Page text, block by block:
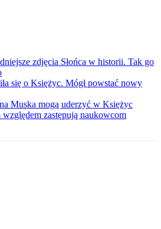
zdjęcia Słońca w historii. Tak go
się o Księżyc. Mógł powstać nowy
Muska mogą uderzyć w Księżyc
zastępują naukowcom